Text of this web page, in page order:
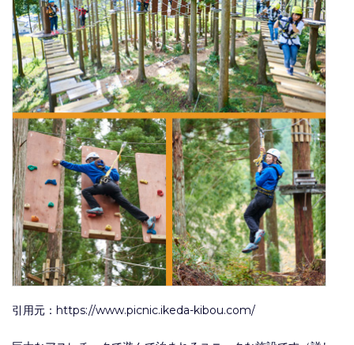
引用元：https://www.picnic.ikeda-kibou.com/